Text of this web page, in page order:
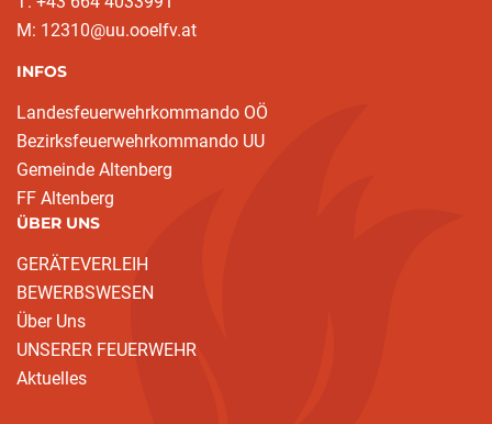
M: 12310@uu.ooelfv.at
INFOS
Landesfeuerwehrkommando OÖ
Bezirksfeuerwehrkommando UU
Gemeinde Altenberg
FF Altenberg
ÜBER UNS
GERÄTEVERLEIH
BEWERBSWESEN
Über Uns
UNSERER FEUERWEHR
Aktuelles